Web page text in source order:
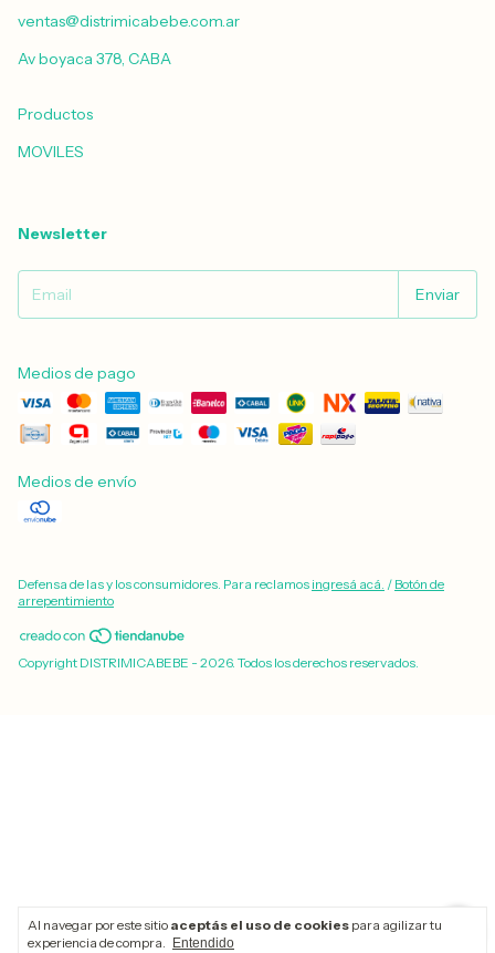
Al navegar por este sitio aceptás el uso de cookies para agilizar tu
experiencia de compra.
Entendido
ventas@distrimicabebe.com.ar
Av boyaca 378, CABA
Productos
MOVILES
Newsletter
Medios de pago
Medios de envío
Defensa de las y los consumidores. Para reclamos ingresá acá. / Botón de
arrepentimiento
Copyright DISTRIMICABEBE - 2026. Todos los derechos reservados.